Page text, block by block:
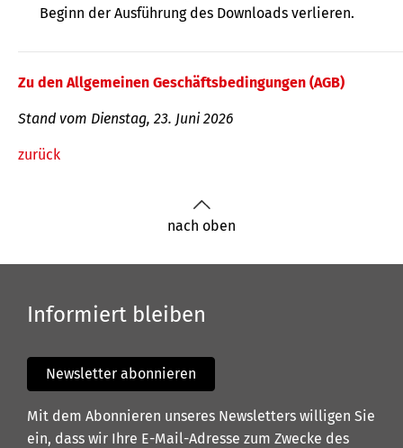
Beginn der Ausführung des Downloads verlieren.
Zu den Allgemeinen Geschäftsbedingungen (AGB)
Stand vom Dienstag, 23. Juni 2026
zurück
nach oben
Informiert bleiben
Newsletter abonnieren
Mit dem Abonnieren unseres Newsletters willigen Sie
ein, dass wir Ihre E-Mail-Adresse zum Zwecke des